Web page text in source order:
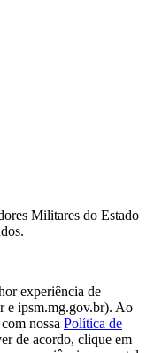
Militares do Estado
experiência de
e ipsm.mg.gov.br). Ao
nossa Política de
de acordo, clique em